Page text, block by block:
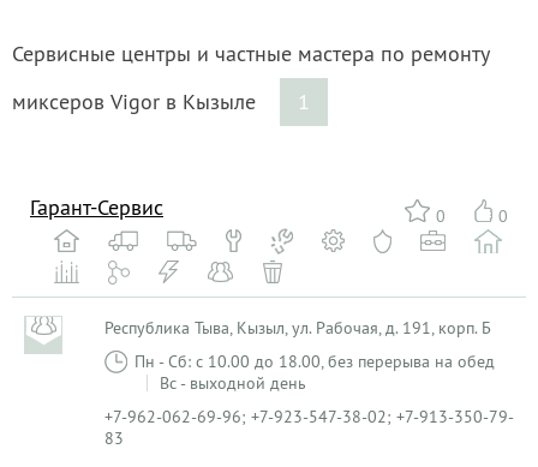
Сервисные центры и частные мастера по ремонту
миксеров Vigor в Кызыле
1
0 0
Гарант-Сервис
Республика Тыва, Кызыл, ул. Рабочая, д. 191, корп. Б
Пн - Сб: с 10.00 до 18.00, без перерыва на обед
Вс - выходной день
+7-962-062-69-96; +7-923-547-38-02; +7-913-350-79-
83